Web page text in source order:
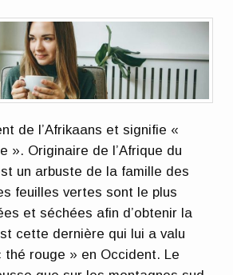
de l’Afrikaans et signifie «
». Originaire de l’Afrique du
un arbuste de la famille des
feuilles vertes sont le plus
et séchées afin d’obtenir la
cette dernière qui lui a valu
thé rouge » en Occident. Le